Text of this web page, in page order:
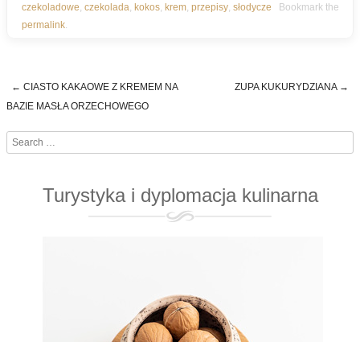
czekoladowe czekolada kokos krem przepisy słodycze Bookmark the
permalink
Post navigation
← CIASTO KAKAOWE Z KREMEM NA
BAZIE MASŁA ORZECHOWEGO
ZUPA KUKURYDZIANA →
Search
Turystyka i dyplomacja kulinarna